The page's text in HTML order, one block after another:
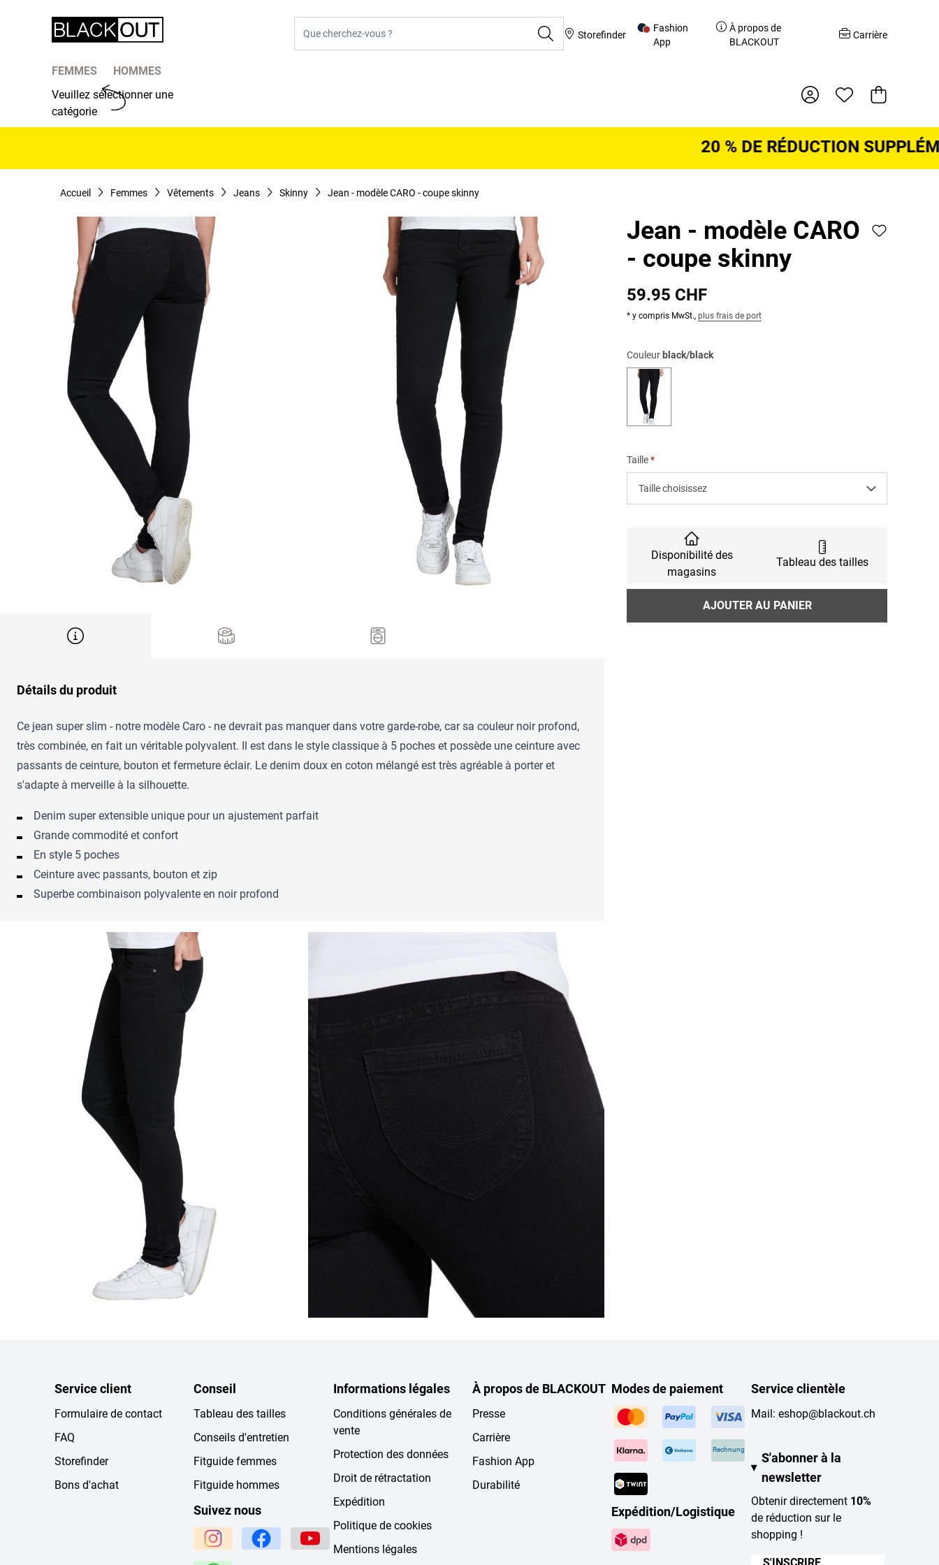
Storefinder
Fashion
App
À propos de
BLACKOUT
Carrière
FEMMES
HOMMES
Veuillez sélectionner une
catégorie
Panier
20 % DE RÉDUCTION
Accueil Femmes Vêtements Jeans Skinny Jean - modèle CARO - coupe skinny
Détails du produit
Ce jean super slim - notre modèle Caro - ne devrait pas manquer dans votre garde-robe, car sa couleur noir profond,
très combinée, en fait un véritable polyvalent. Il est dans le style classique à 5 poches et possède une ceinture avec
passants de ceinture, bouton et fermeture éclair. Le denim doux en coton mélangé est très agréable à porter et
s'adapte à merveille à la silhouette.
Denim super extensible unique pour un ajustement parfait
Grande commodité et confort
En style 5 poches
Ceinture avec passants, bouton et zip
Superbe combinaison polyvalente en noir profond
Jean - modèle CARO
- coupe skinny
59.95 CHF
* y compris MwSt., plus frais de port
Couleur black/black
black/black
Taille
Taille choisissez
Disponibilité des
magasins
Tableau des tailles
AJOUTER AU PANIER
Service client
Formulaire de contact
FAQ
Storefinder
Bons d'achat
Conseil
Tableau des tailles
Conseils d'entretien
Fitguide femmes
Fitguide hommes
Suivez nous
Informations légales
Conditions générales de
vente
Protection des données
Droit de rétractation
Expédition
Politique de cookies
Mentions légales
À propos de BLACKOUT
Presse
Carrière
Fashion App
Durabilité
Modes de paiement
Rechnung
Expédition/Logistique
Service clientèle
Mail: eshop@blackout.ch
S'abonner à la
newsletter
Obtenir directement 10%
de réduction sur le
shopping !